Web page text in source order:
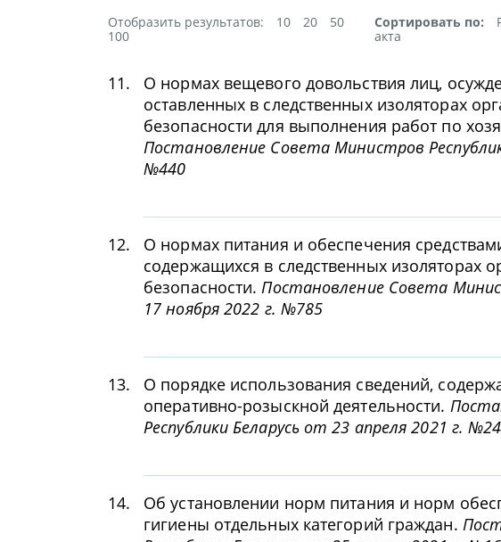
Отобразить результатов: 10 20
50
100
Сортировать по:
акта
11.
О нормах вещевого довольствия лиц,
оставленных в следственных изоляторах
безопасности для выполнения работ по
Постановление Совета Министров
№440
12.
О нормах питания и обеспечения
содержащихся в следственных изоляторах
безопасности.Постановление Совета
17 ноября 2022 г. №785
13.
О порядке использования сведений,
оперативно-розыскной деятельности.
Республики Беларусь от 23 апреля 2021 г.
14.
Об установлении норм питания и норм
гигиены отдельных категорий граждан.